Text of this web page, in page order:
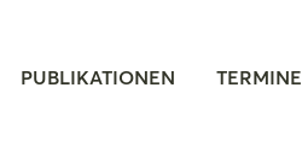
PUBLIKATIONEN TERMINE